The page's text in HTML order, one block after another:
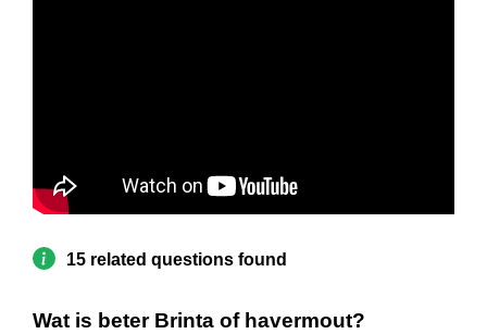
15 related questions found
Wat is beter Brinta of havermout?